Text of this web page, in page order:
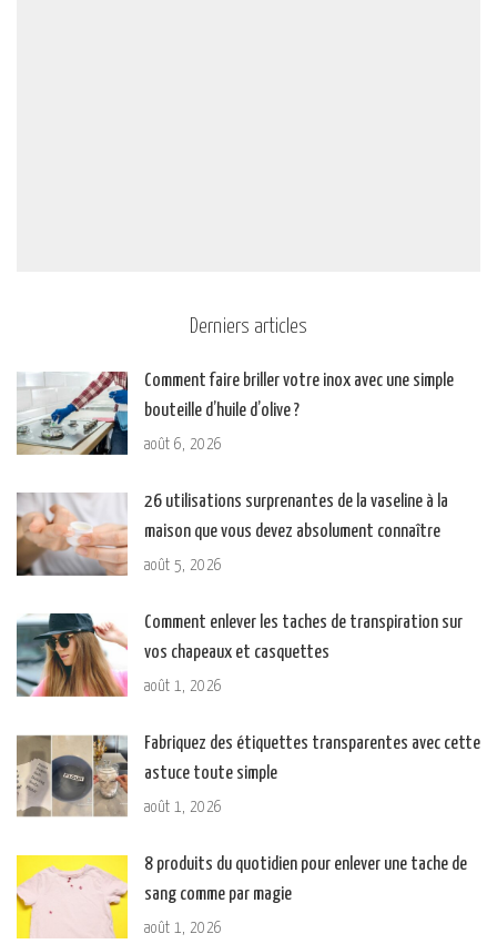
Derniers articles
Comment faire briller votre inox avec une simple
bouteille d’huile d’olive ?
août 6, 2026
26 utilisations surprenantes de la vaseline à la
maison que vous devez absolument connaître
août 5, 2026
Comment enlever les taches de transpiration sur
vos chapeaux et casquettes
août 1, 2026
Fabriquez des étiquettes transparentes avec cette
astuce toute simple
août 1, 2026
8 produits du quotidien pour enlever une tache de
sang comme par magie
août 1, 2026